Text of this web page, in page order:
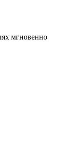
мгновенно